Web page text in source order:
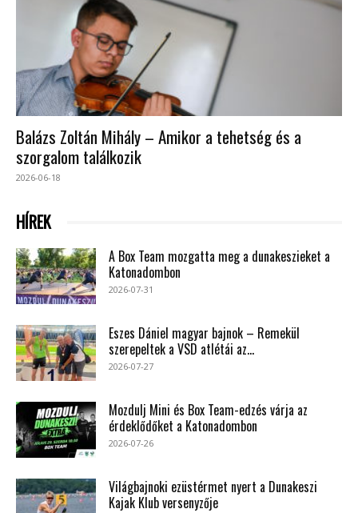
Balázs Zoltán Mihály – Amikor a tehetség és a
szorgalom találkozik
2026-06-18
HÍREK
A Box Team mozgatta meg a dunakeszieket a
Katonadombon
2026-07-31
Eszes Dániel magyar bajnok – Remekül
szerepeltek a VSD atlétái az...
2026-07-27
Mozdulj Mini és Box Team-edzés várja az
érdeklődőket a Katonadombon
2026-07-26
Világbajnoki ezüstérmet nyert a Dunakeszi
Kajak Klub versenyzője